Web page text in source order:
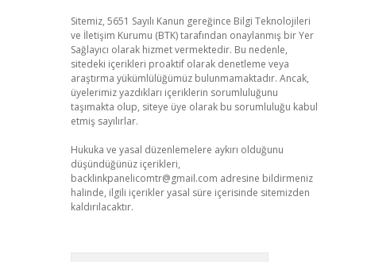
Sitemiz, 5651 Sayılı Kanun gereğince Bilgi Teknolojileri
ve İletişim Kurumu (BTK) tarafından onaylanmış bir Yer
Sağlayıcı olarak hizmet vermektedir. Bu nedenle,
sitedeki içerikleri proaktif olarak denetleme veya
araştırma yükümlülüğümüz bulunmamaktadır. Ancak,
üyelerimiz yazdıkları içeriklerin sorumluluğunu
taşımakta olup, siteye üye olarak bu sorumluluğu kabul
etmiş sayılırlar.
Hukuka ve yasal düzenlemelere aykırı olduğunu
düşündüğünüz içerikleri,
backlinkpanelicomtr@gmail.com adresine bildirmeniz
halinde, ilgili içerikler yasal süre içerisinde sitemizden
kaldırılacaktır.